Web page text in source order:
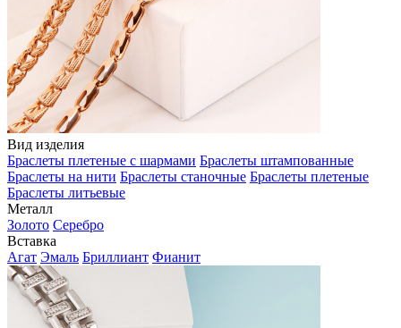
Вид изделия
Браслеты плетеные с шармами Браслеты штампованные
Браслеты на нити Браслеты станочные Браслеты плетеные
Браслеты литьевые
Металл
Золото Серебро
Вставка
Агат Эмаль Бриллиант Фианит